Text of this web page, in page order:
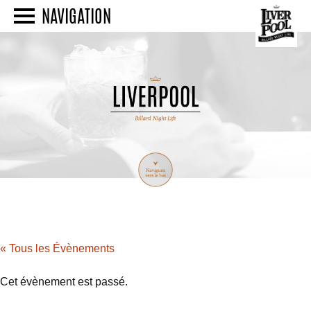
NAVIGATION
« Tous les Évènements
Cet évènement est passé.